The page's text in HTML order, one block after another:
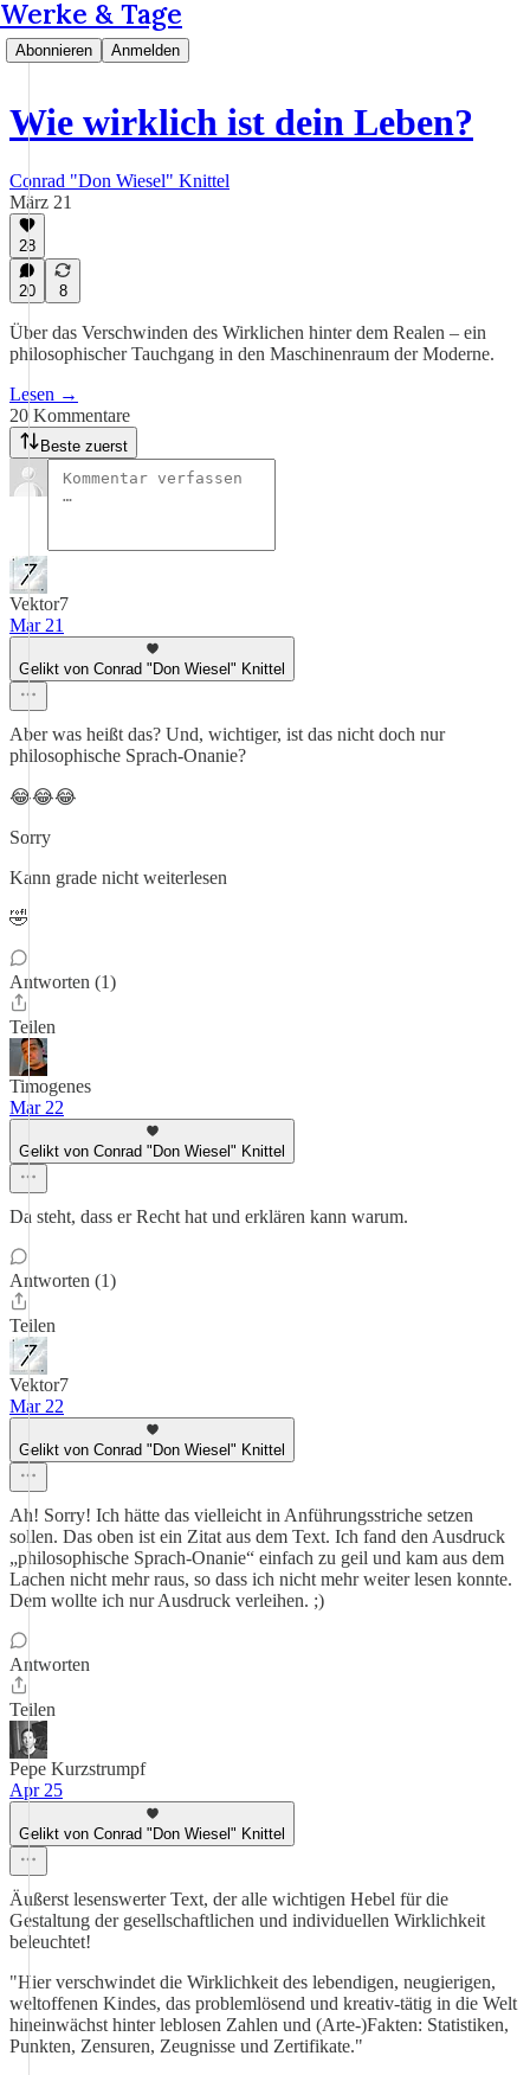
Werke & Tage
Abonnieren Anmelden
Wie wirklich ist dein Leben?
Conrad "Don Wiesel" Knittel
März 21
28
20 8
Über das Verschwinden des Wirklichen hinter dem Realen – ein
philosophischer Tauchgang in den Maschinenraum der Moderne.
Lesen →
20 Kommentare
Beste zuerst
Vektor7
Mar 21
Gelikt von Conrad "Don Wiesel" Knittel
Aber was heißt das? Und, wichtiger, ist das nicht doch nur
philosophische Sprach-Onanie?
😂😂😂
Sorry
Kann grade nicht weiterlesen
🤣
Antworten (1)
Teilen
Timogenes
Mar 22
Gelikt von Conrad "Don Wiesel" Knittel
Da steht, dass er Recht hat und erklären kann warum.
Antworten (1)
Teilen
Vektor7
Mar 22
Gelikt von Conrad "Don Wiesel" Knittel
Ah! Sorry! Ich hätte das vielleicht in Anführungsstriche setzen
sollen. Das oben ist ein Zitat aus dem Text. Ich fand den Ausdruck
„philosophische Sprach-Onanie“ einfach zu geil und kam aus dem
Lachen nicht mehr raus, so dass ich nicht mehr weiter lesen konnte.
Dem wollte ich nur Ausdruck verleihen. ;)
Antworten
Teilen
Pepe Kurzstrumpf
Apr 25
Gelikt von Conrad "Don Wiesel" Knittel
Äußerst lesenswerter Text, der alle wichtigen Hebel für die
Gestaltung der gesellschaftlichen und individuellen Wirklichkeit
beleuchtet!
"Hier verschwindet die Wirklichkeit des lebendigen, neugierigen,
weltoffenen Kindes, das problemlösend und kreativ-tätig in die Welt
hineinwächst hinter leblosen Zahlen und (Arte-)Fakten: Statistiken,
Punkten, Zensuren, Zeugnisse und Zertifikate."